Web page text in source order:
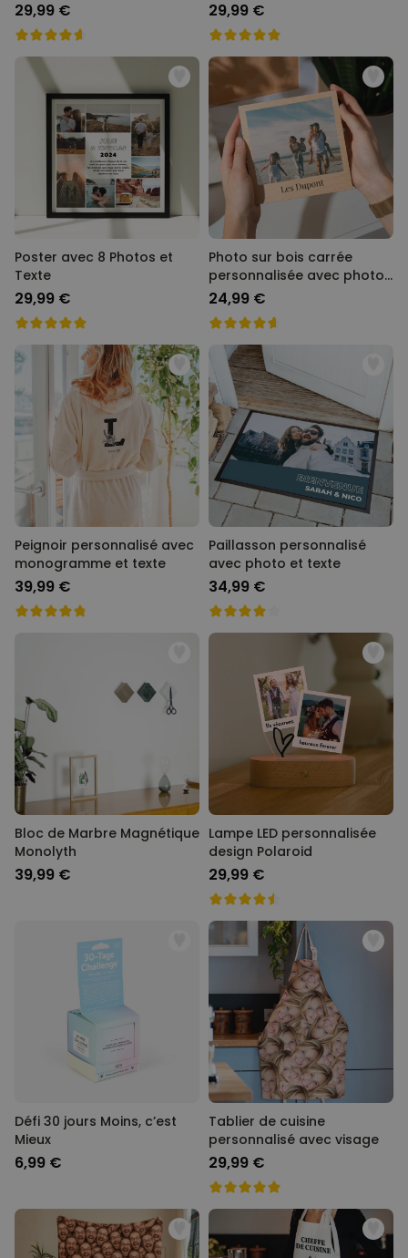
29,99 € 29,99 €
Poster avec 8 Photos et
Texte
29,99 €
Photo sur bois carrée
personnalisée avec photo
et texte
24,99 €
Peignoir personnalisé avec
monogramme et texte
39,99 €
Paillasson personnalisé
avec photo et texte
34,99 €
Bloc de Marbre Magnétique
Monolyth
39,99 €
Lampe LED personnalisée
design Polaroid
29,99 €
Défi 30 jours Moins, c’est
Mieux
6,99 €
Tablier de cuisine
personnalisé avec visage
29,99 €